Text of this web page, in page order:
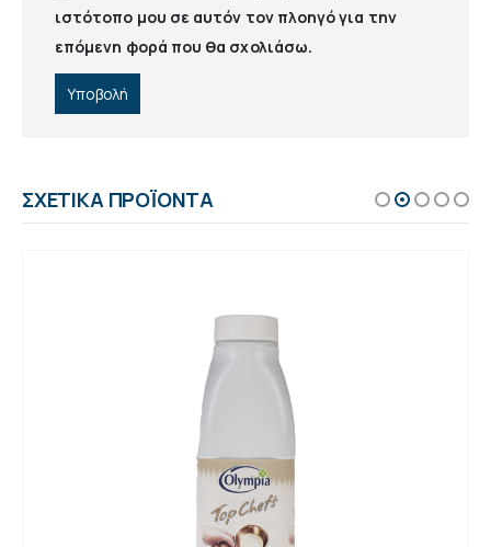
ιστότοπο μου σε αυτόν τον πλοηγό για την
επόμενη φορά που θα σχολιάσω.
ΣΧΕΤΙΚΆ ΠΡΟΪΌΝΤΑ